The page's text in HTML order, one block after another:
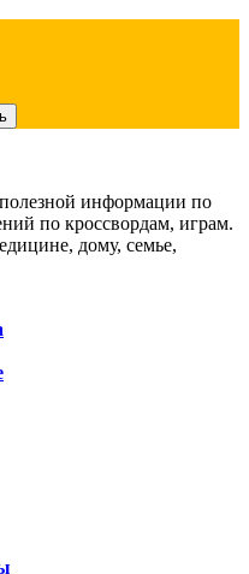
информации по
по кроссвордам, играм.
дому, семье,